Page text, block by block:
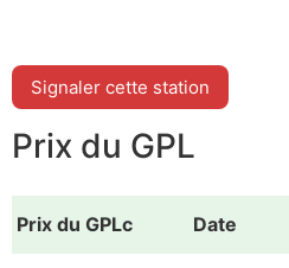
Signaler cette station
Prix du GPL
Prix du GPLc Date